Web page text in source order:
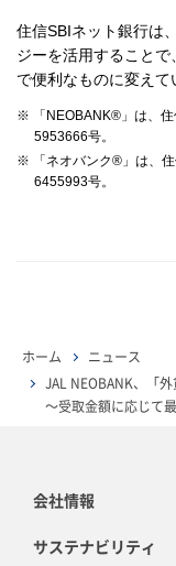
住信SBIネット銀行は
ジーを活用すること
で便利なものに変えて
※ 「NEOBANK®」は、住
5953666号。
※ 「ネオバンク®」は、住
6455993号。
ホーム
ニュース
JAL NEOBANK、「
～受取金額に応じて
会社情報
サステナビリティ